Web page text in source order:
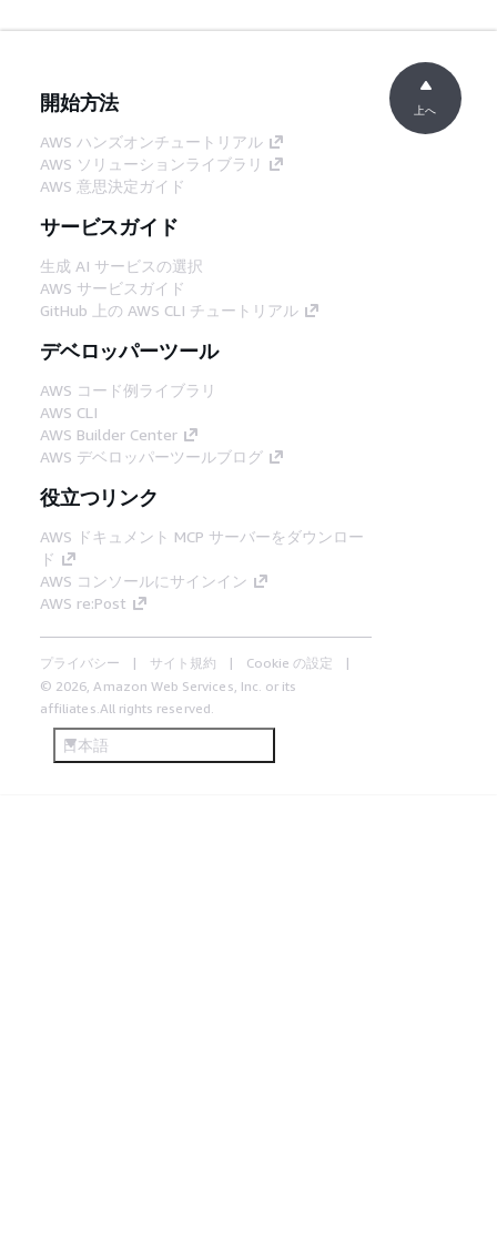
開始方法
AWS ハンズオンチュートリアル
AWS ソリューションライブラリ
AWS 意思決定ガイド
サービスガイド
生成 AI サービスの選択
AWS サービスガイド
GitHub 上の AWS CLI チュートリアル
デベロッパーツール
AWS コード例ライブラリ
AWS CLI
AWS Builder Center
AWS デベロッパーツールブログ
役立つリンク
AWS ドキュメント MCP サーバーをダウンロー
ド
AWS コンソールにサインイン
AWS re:Post
プライバシー サイト規約
Cookie の設定
© 2026, Amazon Web Services, Inc. or its
affiliates.All rights reserved.
日本語
上へ